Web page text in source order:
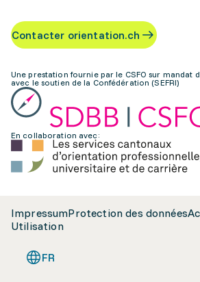
Contacter orientation.ch
Une prestation fournie par le CSFO sur mandat
avec le soutien de la Confédération (SEFRI)
En collaboration avec:
ImpressumProtection des données
Utilisation
FR